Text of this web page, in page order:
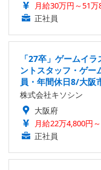
月給30万円～51万
正社員
「27卒」ゲームイ
ントスタッフ・ゲー
員・年間休日8/大阪
株式会社キソシン
大阪府
月給22万4,800円
正社員